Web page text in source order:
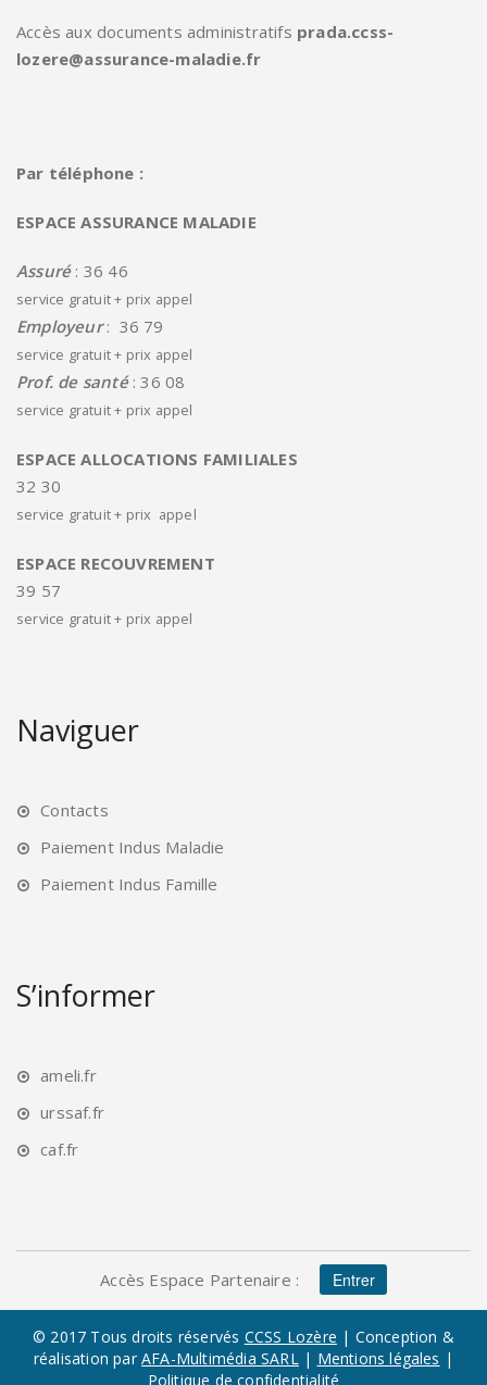
Accès aux documents administratifs prada.ccss-
lozere@assurance-maladie.fr
Par téléphone :
ESPACE ASSURANCE MALADIE
Assuré: 36 46
service gratuit + prix appel
Employeur: 36 79
service gratuit + prix appel
Prof. de santé: 36 08
service gratuit + prix appel
ESPACE ALLOCATIONS FAMILIALES
32 30
service gratuit + prix appel
ESPACE RECOUVREMENT
39 57
service gratuit + prix appel
Naviguer
Contacts
Paiement Indus Maladie
Paiement Indus Famille
S’informer
ameli.fr
urssaf.fr
caf.fr
Accès Espace Partenaire : Entrer
© 2017 Tous droits réservés CCSS Lozère | Conception &
réalisation parAFA-Multimédia SARL | Mentions légales |
Politique de confidentialité